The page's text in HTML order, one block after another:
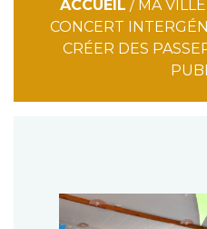
ACCUEIL / MA VILLE
CONCERT
CRÉER DES